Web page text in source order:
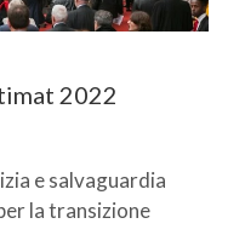
2022
e salvaguardia
la transizione